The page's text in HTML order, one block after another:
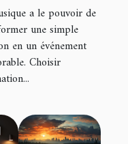
a le pouvoir de
une simple
en un événement
Choisir